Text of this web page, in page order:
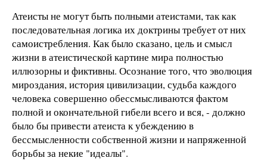
Атеисты не могут быть полными атеистами, так как
последовательная логика их доктрины требует от них
самоистребления. Как было сказано, цель и смысл
жизни в атеистической картине мира полностью
иллюзорны и фиктивны. Осознание того, что эволюция
мироздания, история цивилизации, судьба каждого
человека совершенно обессмысливаются фактом
полной и окончательной гибели всего и вся, - должно
было бы привести атеиста к убеждению в
бессмысленности собственной жизни и напряженной
борьбы за некие "идеалы".